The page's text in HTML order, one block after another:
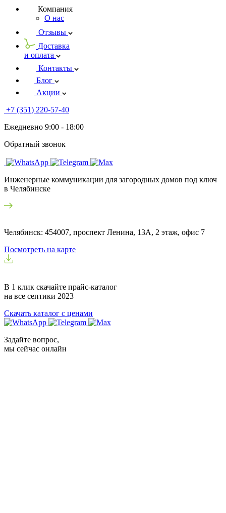
Компания
О нас
Отзывы
Доставка
и оплата
Контакты
Блог
Акции
+7 (351) 220-57-40
Ежедневно 9:00 - 18:00
Обратный звонок
Инженерные коммуникации для загородных домов под ключ
в Челябинске
Челябинск: 454007, проспект Ленина, 13А, 2 этаж, офис 7
Посмотреть на карте
В 1 клик скачайте прайс-каталог
на все септики 2023
Скачать каталог с ценами
Задайте вопрос,
мы сейчас онлайн